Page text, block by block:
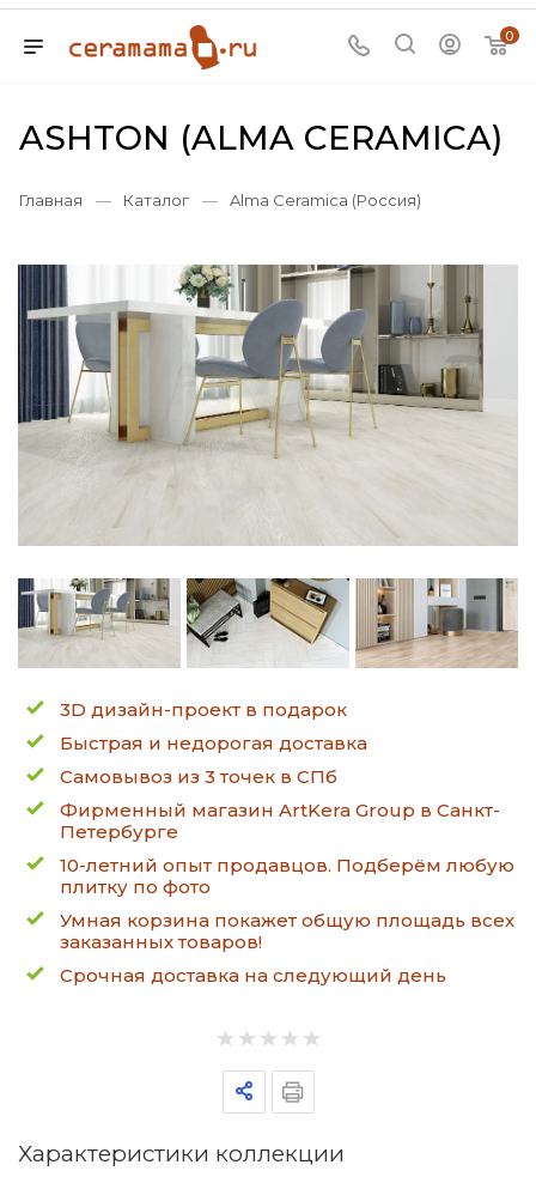
0
ASHTON (ALMA CERAMICA)
Главная — Каталог — Alma Ceramica (Россия)
3D дизайн-проект в подарок
Быстрая и недорогая доставка
Самовывоз из 3 точек в СПб
Фирменный магазин ArtKera Group в Санкт-
Петербурге
10-летний опыт продавцов. Подберём любую
плитку по фото
Умная корзина покажет общую площадь всех
заказанных товаров!
Срочная доставка на следующий день
Характеристики коллекции